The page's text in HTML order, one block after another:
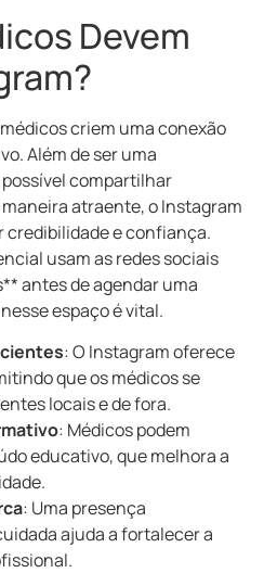
Devem
criem uma conexão
Além de ser uma
compartilhar
atraente, o Instagram
e confiança.
usam as redes sociais
antes de agendar uma
espaço é vital.
: O Instagram oferece
que os médicos se
locais e de fora.
: Médicos podem
educativo, que melhora a
: Uma presença
ajuda a fortalecer a